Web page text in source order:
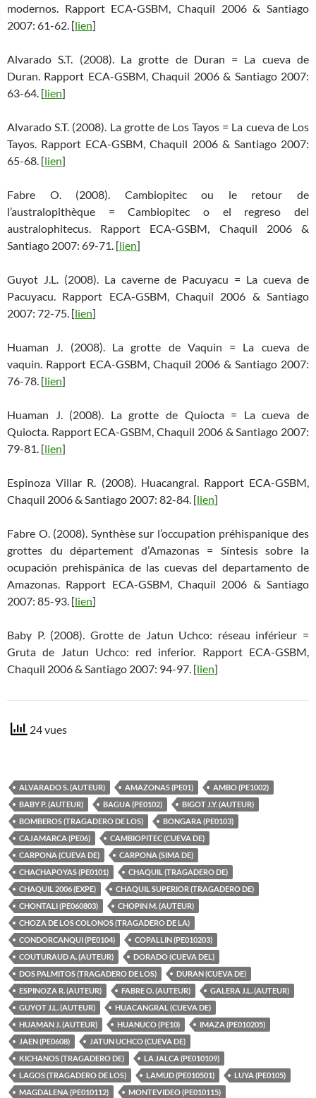
modernos. Rapport ECA-GSBM, Chaquil 2006 & Santiago
2007: 61-62. [lien]
Alvarado S.T. (2008). La grotte de Duran = La cueva de
Duran. Rapport ECA-GSBM, Chaquil 2006 & Santiago 2007:
63-64. [lien]
Alvarado S.T. (2008). La grotte de Los Tayos = La cueva de Los
Tayos. Rapport ECA-GSBM, Chaquil 2006 & Santiago 2007:
65-68. [lien]
Fabre O. (2008). Cambiopitec ou le retour de
l’australopithèque = Cambiopitec o el regreso del
australophitecus. Rapport ECA-GSBM, Chaquil 2006 &
Santiago 2007: 69-71. [lien]
Guyot J.L. (2008). La caverne de Pacuyacu = La cueva de
Pacuyacu. Rapport ECA-GSBM, Chaquil 2006 & Santiago
2007: 72-75. [lien]
Huaman J. (2008). La grotte de Vaquin = La cueva de
vaquin. Rapport ECA-GSBM, Chaquil 2006 & Santiago 2007:
76-78. [lien]
Huaman J. (2008). La grotte de Quiocta = La cueva de
Quiocta. Rapport ECA-GSBM, Chaquil 2006 & Santiago 2007:
79-81. [lien]
Espinoza Villar R. (2008). Huacangral. Rapport ECA-GSBM,
Chaquil 2006 & Santiago 2007: 82-84. [lien]
Fabre O. (2008). Synthèse sur l’occupation préhispanique des
grottes du département d’Amazonas = Síntesis sobre la
ocupación prehispánica de las cuevas del departamento de
Amazonas. Rapport ECA-GSBM, Chaquil 2006 & Santiago
2007: 85-93. [lien]
Baby P. (2008). Grotte de Jatun Uchco: réseau inférieur =
Gruta de Jatun Uchco: red inferior. Rapport ECA-GSBM,
Chaquil 2006 & Santiago 2007: 94-97. [lien]
24 vues
ALVARADO S. (AUTEUR) AMAZONAS (PE01)
AMBO (PE1002)
BABY P. (AUTEUR)
BAGUA (PE0102)
BIGOT J.Y. (AUTEUR)
BOMBEROS (TRAGADERO DE LOS)
BONGARA (PE0103)
CAJAMARCA (PE06)
CAMBIOPITEC (CUEVA DE)
CARPONA (CUEVA DE)
CARPONA (SIMA DE)
CHACHAPOYAS (PE0101)
CHAQUIL (TRAGADERO DE)
CHAQUIL 2006 (EXPE)
CHAQUIL SUPERIOR (TRAGADERO DE)
CHONTALI (PE060803)
CHOPIN M. (AUTEUR)
CHOZA DE LOS COLONOS (TRAGADERO DE LA)
CONDORCANQUI (PE0104)
COPALLIN (PE010203)
COUTURAUD A. (AUTEUR)
DORADO (CUEVA DEL)
DOS PALMITOS (TRAGADERO DE LOS)
DURAN (CUEVA DE)
ESPINOZA R. (AUTEUR)
FABRE O. (AUTEUR)
GALERA J.L. (AUTEUR)
GUYOT J.L. (AUTEUR)
HUACANGRAL (CUEVA DE)
HUAMAN J. (AUTEUR)
HUANUCO (PE10)
IMAZA (PE010205)
JAEN (PE0608)
JATUN UCHCO (CUEVA DE)
KICHANOS (TRAGADERO DE)
LA JALCA (PE010109)
LAGOS (TRAGADERO DE LOS)
LAMUD (PE010501)
LUYA (PE0105)
MAGDALENA (PE010112)
MONTEVIDEO (PE010115)